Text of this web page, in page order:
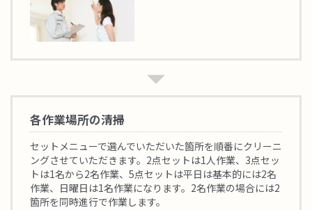
各作業場所の清掃
セットメニューで選んでいただいた箇所を順番にクリーニ
ングさせていただきます。2点セットは1人作業、3点セッ
トは1名から2名作業、5点セットは平日は基本的には2名
作業、日曜日は1名作業になります。2名作業の場合には2
箇所を同時進行で作業します。